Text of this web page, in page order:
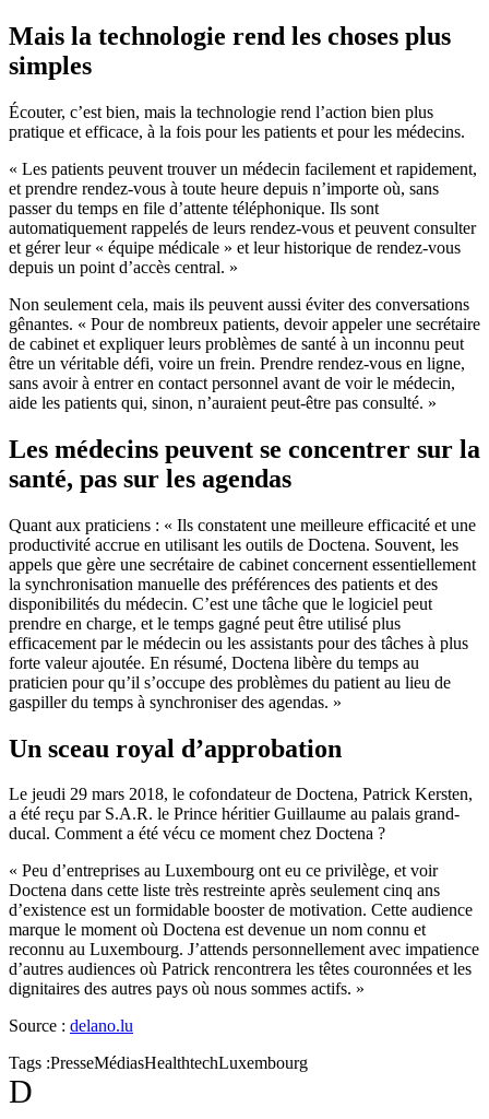
Mais la technologie rend les choses plus
simples
Écouter, c’est bien, mais la technologie rend l’action bien plus
pratique et efficace, à la fois pour les patients et pour les médecins.
« Les patients peuvent trouver un médecin facilement et rapidement,
et prendre rendez-vous à toute heure depuis n’importe où, sans
passer du temps en file d’attente téléphonique. Ils sont
automatiquement rappelés de leurs rendez-vous et peuvent consulter
et gérer leur « équipe médicale » et leur historique de rendez-vous
depuis un point d’accès central. »
Non seulement cela, mais ils peuvent aussi éviter des conversations
gênantes. « Pour de nombreux patients, devoir appeler une secrétaire
de cabinet et expliquer leurs problèmes de santé à un inconnu peut
être un véritable défi, voire un frein. Prendre rendez-vous en ligne,
sans avoir à entrer en contact personnel avant de voir le médecin,
aide les patients qui, sinon, n’auraient peut-être pas consulté. »
Les médecins peuvent se concentrer sur la
santé, pas sur les agendas
Quant aux praticiens : « Ils constatent une meilleure efficacité et une
productivité accrue en utilisant les outils de Doctena. Souvent, les
appels que gère une secrétaire de cabinet concernent essentiellement
la synchronisation manuelle des préférences des patients et des
disponibilités du médecin. C’est une tâche que le logiciel peut
prendre en charge, et le temps gagné peut être utilisé plus
efficacement par le médecin ou les assistants pour des tâches à plus
forte valeur ajoutée. En résumé, Doctena libère du temps au
praticien pour qu’il s’occupe des problèmes du patient au lieu de
gaspiller du temps à synchroniser des agendas. »
Un sceau royal d’approbation
Le jeudi 29 mars 2018, le cofondateur de Doctena, Patrick Kersten,
a été reçu par S.A.R. le Prince héritier Guillaume au palais grand-
ducal. Comment a été vécu ce moment chez Doctena ?
« Peu d’entreprises au Luxembourg ont eu ce privilège, et voir
Doctena dans cette liste très restreinte après seulement cinq ans
d’existence est un formidable booster de motivation. Cette audience
marque le moment où Doctena est devenue un nom connu et
reconnu au Luxembourg. J’attends personnellement avec impatience
d’autres audiences où Patrick rencontrera les têtes couronnées et les
dignitaires des autres pays où nous sommes actifs. »
Source : delano.lu
Tags :PresseMédiasHealthtechLuxembourg
D